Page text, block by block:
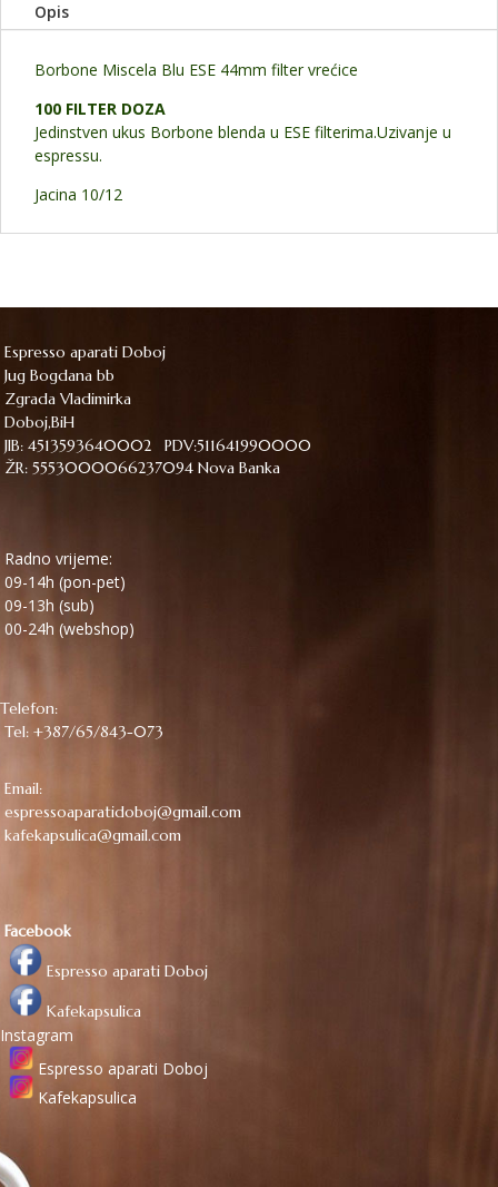
Opis
Borbone Miscela Blu ESE 44mm filter vrećice
100 FILTER DOZA
Jedinstven ukus Borbone blenda u ESE filterima.Uzivanje u
espressu.
Jacina 10/12
Espresso aparati Doboj
Jug Bogdana bb
Zgrada Vladimirka
Doboj,BiH
JIB: 4513593640002 PDV:511641990000
ŽR: 5553000066237094 Nova Banka
Radno vrijeme:
09-14h (pon-pet)
09-13h (sub)
00-24h (webshop)
Telefon:
Tel: +387/65/843-073
Email:
espressoaparatidoboj@gmail.com
kafekapsulica@gmail.com
Facebook
Espresso aparati Doboj
Kafekapsulica
Instagram
Espresso aparati Doboj
Kafekapsulica